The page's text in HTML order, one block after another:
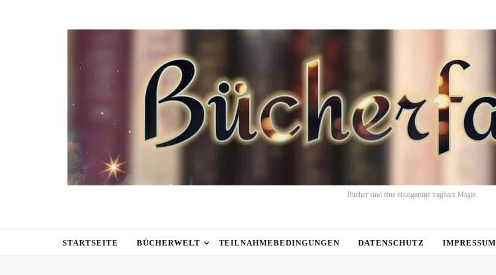
Bücher sind eine einzigartige tragbare Magie.
STARTSEITE BÜCHERWELT TEILNAHMEBEDINGUNGEN DATENSCHUTZ IMPRESSUM